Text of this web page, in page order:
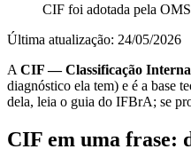
CIF foi adotada pela
Última atualização: 24/05/2026
A CIF — Classificação
diagnóstico ela tem) e é a base
dela, leia o guia do IFBrA; se
CIF em uma frase: